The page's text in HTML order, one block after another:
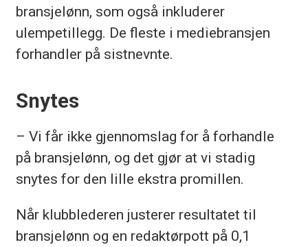
bransjelønn, som også inkluderer
ulempetillegg. De fleste i mediebransjen
forhandler på sistnevnte.
Snytes
– Vi får ikke gjennomslag for å forhandle
på bransjelønn, og det gjør at vi stadig
snytes for den lille ekstra promillen.
Når klubblederen justerer resultatet til
bransjelønn og en redaktørpott på 0,1